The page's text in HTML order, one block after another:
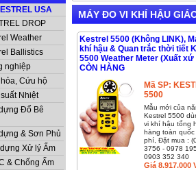
USA
DROP
Weather
Ballistics
nghiệp
Cứu hộ
Nhiệt
Đổ Bê
& Sơn Phủ
Xử lý Ẩm
& Chống Ẩm
MÁY ĐO VI KHÍ HẬU
Kestrel 5500 (Không LINK),
khí hậu & Quan trắc thời tiết
5500 Weather Meter (Xuất xứ
CÒN HÀNG
Mã SP:
5500
Mẫu mới của
Kestrel 5500
vi khí hậu tổng
hàng toàn quốc
phí, Đặt mua :
3756 - 0978
0903 352 340
Giá 8.917.000